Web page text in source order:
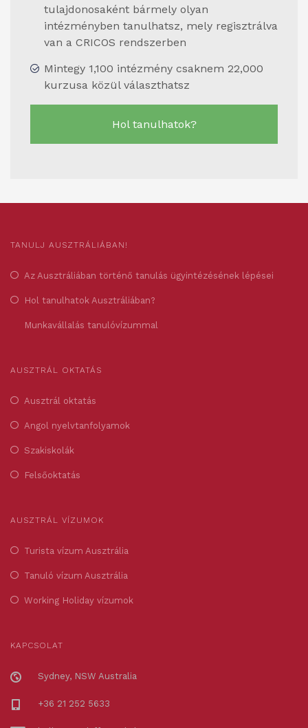
tulajdonosaként bármely olyan
intézményben tanulhatsz, mely regisztrálva
van a CRICOS rendszerben
Mintegy 1,100 intézmény csaknem 22,000
kurzusa közül választhatsz
Hol tanulhatok?
TANULJ AUSZTRÁLIÁBAN!
Az Ausztráliában történő tanulás ügyintézésének lépései
Hol tanulhatok Ausztráliában?
Munkavállalás tanulóvízummal
AUSZTRÁL OKTATÁS
Ausztrál oktatás
Angol nyelvtanfolyamok
Szakiskolák
Felsőoktatás
AUSZTRÁL VÍZUMOK
Turista vízum Ausztrália
Tanuló vízum Ausztrália
Working Holiday vízumok
KAPCSOLAT
Sydney, NSW Australia
+36 21 252 5633